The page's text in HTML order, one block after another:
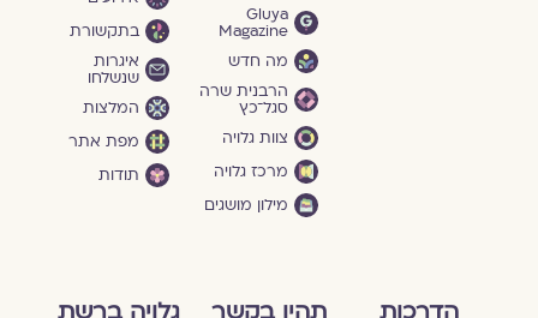
Gluya
Magazine
מה חדש
הרבנית שרה
סגל־כץ
צוות גלויה
מרכז גלויה
מילון מושגים
בתקשורת
איגרות
שנשלחו
המלצות
מפת אתר
תודות